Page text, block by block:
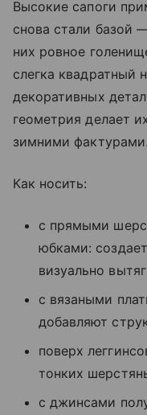
Высокие сапоги
снова стали базой
них ровное
слегка квадратный
декоративных
геометрия делает
зимними фактурами.
Как носить:
с прямыми
юбками:
визуально
с вязаными
добавляют
поверх
тонких
с джинсами